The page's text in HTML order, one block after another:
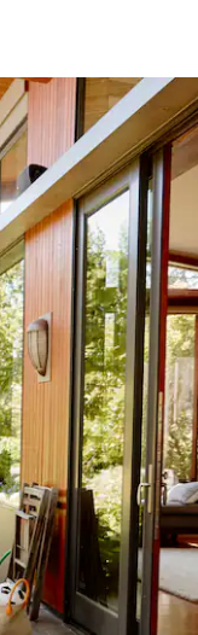
ou en appuyant